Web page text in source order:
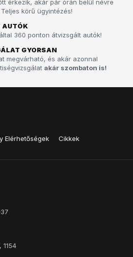
érkezik, akár pár órán belül névre
körű ügyintézés!
AUTÓK
360 ponton átvizsgált autók!
GYORSAN
megvárható, és akár azonnal
akár szombaton is!
Elérhetőségek Cikkek
1154